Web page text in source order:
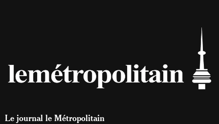
Le journal le Métropolitain